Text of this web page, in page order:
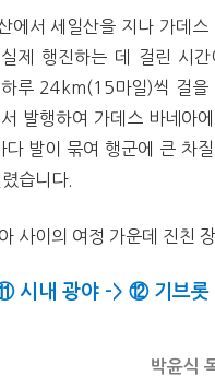
에서 세일산을 지나 가데
제 행진하는 데 걸린 시간
하루 24km(15마일)씩 걸을
발행하여 가데스 바네아
다 발이 묶여 행군에 큰 차
습니다.
사이의 여정 가운데 진친
시내 광야 -> ⑫ 기브롯
박윤식